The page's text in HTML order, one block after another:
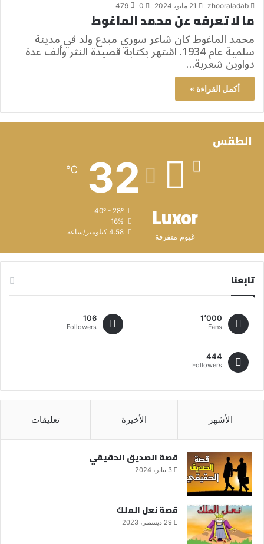
zhooraladab 21 مايو، 2024 0
479
ما لا تعرفه عن محمد الماغوط
محمد الماغوط كان شاعر سوري مبدع ولد في مدينة
سلمية عام 1934. اشتهر بكتابة قصيدة النثر وألف عدة
دواوين شعرية…
أكمل القراءة »
الطقس
Luxor
غيوم متفرقة
32
℃
16%
4.58 كيلومتر/ساعة
تابعنا
1٬000
Fans
106
Followers
444
Followers
الأشهر الأخيرة تعليقات
قصة الصديق الحقيقي
3 يناير، 2024
قصة نعل الملك
29 ديسمبر، 2023